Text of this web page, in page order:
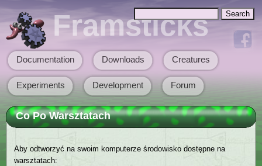
Framsticks
Search form
Main menu
Documentation Downloads Creatures
Experiments Development Forum
Co Po Warsztatach
Aby odtworzyć na swoim komputerze środowisko dostępne na
warsztatach: